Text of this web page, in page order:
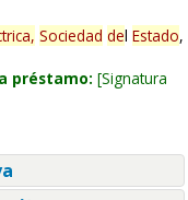
Sociedad del Estado,
préstamo: Signatura